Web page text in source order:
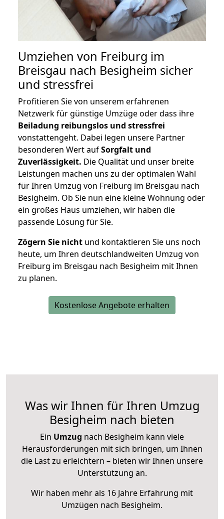
Umziehen von Freiburg im
Breisgau nach Besigheim sicher
und stressfrei
Profitieren Sie von unserem erfahrenen
Netzwerk für günstige Umzüge oder dass ihre
Beiladung reibungslos und stressfrei
vonstattengeht. Dabei legen unsere Partner
besonderen Wert aufSorgfalt und
Zuverlässigkeit. Die Qualität und unser breite
Leistungen machen uns zu der optimalen Wahl
für Ihren Umzug von Freiburg im Breisgau nach
Besigheim. Ob Sie nun eine kleine Wohnung oder
ein großes Haus umziehen, wir haben die
passende Lösung für Sie.
Zögern Sie nicht und kontaktieren Sie uns noch
heute, um Ihren deutschlandweiten Umzug von
Freiburg im Breisgau nach Besigheim mit Ihnen
zu planen.
Kostenlose Angebote erhalten
Was wir Ihnen für Ihren Umzug
Besigheim nach bieten
Ein Umzug nach Besigheim kann viele
Herausforderungen mit sich bringen, um Ihnen
die Last zu erleichtern – bieten wir Ihnen unsere
Unterstützung an.
Wir haben mehr als 16 Jahre Erfahrung mit
Umzügen nach Besigheim.